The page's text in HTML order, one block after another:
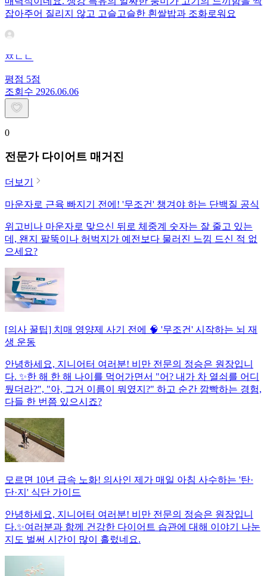
잡아주어 질리지 않고 고슬고슬한 흰쌀밥과 조화로워요
ㅉㄴㄴ
평점 5점
조회수 2926.06.06
0
전문가 다이어트 매거진
더보기
마운자로 근육 빠지기 전에! '무조건' 챙겨야 하는 단백질 공식
위고비나 마운자로 맞으신 뒤로 체중계 숫자는 잘 줄고 있는
데, 왠지 팔뚝이나 허벅지가 예전보다 물러진 느낌 드신 적 없
으세요?
[의사 꿀팁] 치매 영양제 사기 전에 🧠 '무조건' 시작하는 뇌 재
생 운동
안녕하세요, 지니어터 여러분! 비만 전문의 정승은 원장입니
다. ✨한 해 한 해 나이를 먹어가면서 "어? 내가 차 열쇠를 어디
뒀더라?", "아, 그거 이름이 뭐였지?" 하고 순간 깜빡하는 경험,
다들 한 번쯤 있으시죠?
모르면 10년 급속 노화! 의사인 제가 매일 아침 사수하는 '탄·
단·지' 식단 가이드
안녕하세요, 지니어터 여러분! 비만 전문의 정승은 원장입니
다.✨여러분과 함께 건강한 다이어트 습관에 대해 이야기 나눈
지도 벌써 시간이 많이 흘렀네요.